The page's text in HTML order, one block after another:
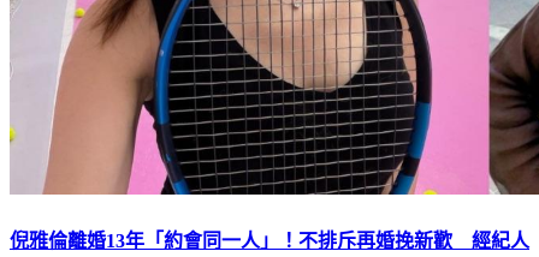
倪雅倫離婚13年「約會同一人」！不排斥再婚挽新歡 經紀人